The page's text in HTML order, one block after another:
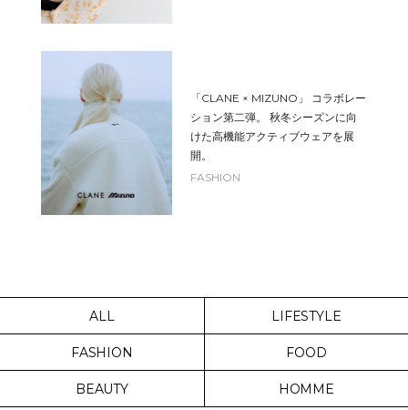
「CLANE × MIZUNO」 コラボレー
ション第二弾。 秋冬シーズンに向
けた高機能アクティブウェアを展
開。
FASHION
ALL LIFESTYLE
FASHION FOOD
BEAUTY HOMME